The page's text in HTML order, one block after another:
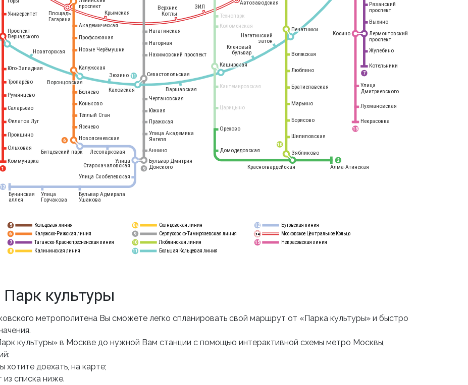
Кольцевая линия
Калужско-Рижская линия
Таганско-Краснопресненская линия
Калининская линия
Солнцевская линия
Серпуховско-Тимирязевская линия
Люблинская линия
Бутовская линия
Московское Центральное Кольцо
Большая Кольцевая линия
Некрасовская линия
5
6
7
8
8 А
9
10
11
12
15
14
2
9
6
12
1
15
7
10
11
Академическая
Профсоюзная
Новые Черёмушки
Калужская
Беляево
Коньково
Тёплый Стан
Ясенево
Новоясеневская
Нагатинская
Нагорная
Нахимовский проспект
Севастопольская
Чертановская
Южная
Пражская
Улица Академика
Янгеля
ЗИЛ
Верхние
Котлы
Крымская
Площадь
Гагарина
Рязанский
проспект
Выхино
Лермонтовский
проспект
Жулебино
Котельники
Печатники
Волжская
Люблино
Братиславская
Марьино
Борисово
Шипиловская
Зябликово
Технопарк
Коломенская
Каширская
Кантемировская
Царицыно
Орехово
Домодедовская
Красногвардейская Алма-Атинская
проспект
Аннино
Бульвар Дмитрия
Донского
Саларьево
Румянцево
Тропарёво
Юго-Западная
Проспект
Вернадского
Варшавская
Битцевский парк Лесопарковая
Улица
Старокачаловская
Улица Скобелевская
Бульвар Адмирала
Ушакова
Улица
Горчакова
Бунинская
аллея
Автозаводская
Каховская
Университет
Улица
Дмитриевского
Лухмановская
Некрасовка
Косино
Филатов Луг
Прокшино
Ольховая
Коммунарка
Новаторская
Зюзино
Воронцовская
Кленовый
бульвар
Нагатинский
затон
культуры
метрополитена Вы сможете легко спланировать свой маршрут от «Парка культуры» и быстро
культуры» в Москве до нужной Вам станции с помощью интерактивной схемы метро Москвы,
доехать, на карте;
списка ниже.